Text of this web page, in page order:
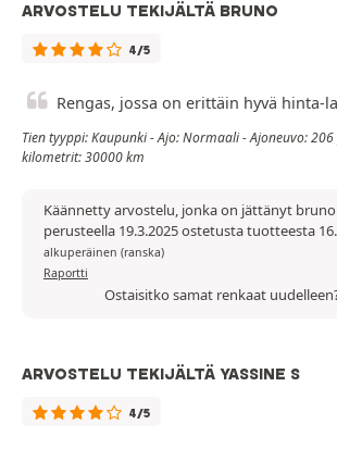
ARVOSTELU TEKIJÄLTÄ BRUNO
4/5
Rengas, jossa on erittäin hyvä hinta-
Tien tyyppi: Kaupunki - Ajo: Normaali - Ajoneuvo:
kilometrit: 30000 km
Käännetty arvostelu, jonka on jättänyt
perusteella 19.3.2025 ostetusta tuotteesta
alkuperäinen (ranska)
Raportti
Ostaisitko samat renkaat
ARVOSTELU TEKIJÄLTÄ YASSINE S
4/5